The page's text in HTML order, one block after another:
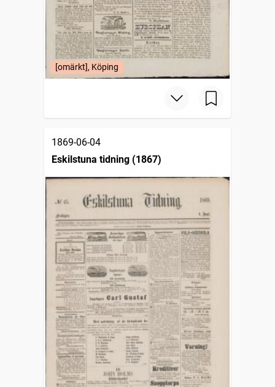
[omärkt], Köping
1869-06-04
Eskilstuna tidning (1867)